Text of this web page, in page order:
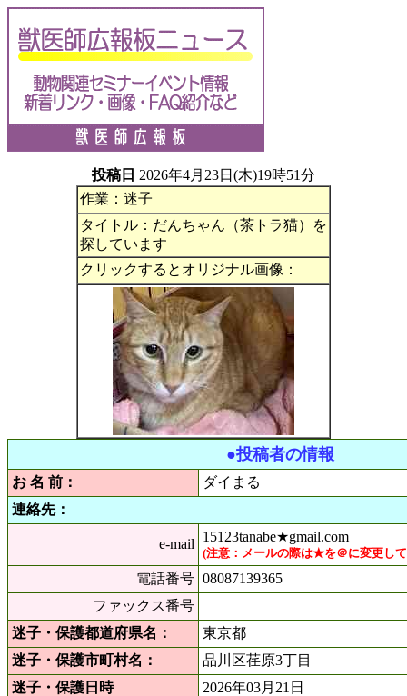
投稿日 2026年4月23日(木)19時51分
作業：迷子
タイトル：だんちゃん（茶トラ猫）を
探しています
クリックするとオリジナル画像：
●投稿者の情報
お 名 前：
ダイまる
連絡先：
e-mail 15123tanabe★gmail.com
(注意：メールの際は★を＠に変更し
電話番号 08087139365
ファックス番号
迷子・保護都道府県名：
東京都
迷子・保護市町村名：
品川区荏原3丁目
迷子・保護日時
2026年03月21日